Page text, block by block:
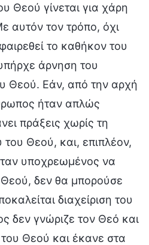
Θεού γίνεται για χάρη
αυτόν τον τρόπο, όχι
το καθήκον του
άρνηση του
Θεού. Εάν, από την αρχή
ήταν απλώς
πράξεις χωρίς τη
Θεού, και, επιπλέον,
υποχρεωμένος να
Θεού, δεν θα μπορούσε
διαχείριση του
δεν γνώριζε τον Θεό και
Θεού και έκανε στα